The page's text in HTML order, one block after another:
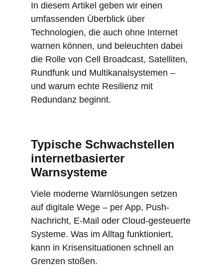
In diesem Artikel geben wir einen
umfassenden Überblick über
Technologien, die auch ohne Internet
warnen können, und beleuchten dabei
die Rolle von Cell Broadcast, Satelliten,
Rundfunk und Multikanalsystemen –
und warum echte Resilienz mit
Redundanz beginnt.
Typische Schwachstellen
internetbasierter
Warnsysteme
Viele moderne Warnlösungen setzen
auf digitale Wege – per App, Push-
Nachricht, E-Mail oder Cloud-gesteuerte
Systeme. Was im Alltag funktioniert,
kann in Krisensituationen schnell an
Grenzen stoßen.